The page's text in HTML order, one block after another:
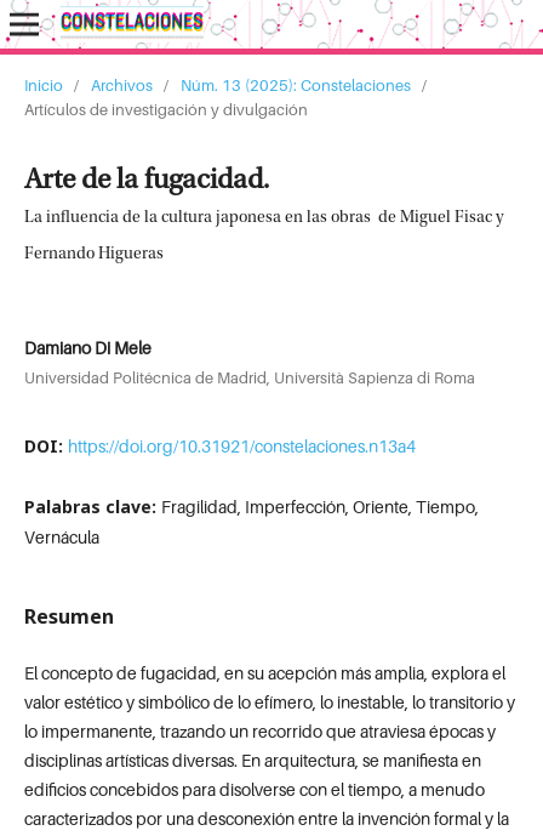
Inicio / Archivos / Núm. 13 (2025): Constelaciones /
Artículos de investigación y divulgación
Arte de la fugacidad.
La influencia de la cultura japonesa en las obras de Miguel Fisac y
Fernando Higueras
Damiano Di Mele
Universidad Politécnica de Madrid, Università Sapienza di Roma
DOI: https://doi.org/10.31921/constelaciones.n13a4
Palabras clave: Fragilidad, Imperfección, Oriente, Tiempo,
Vernácula
Resumen
El concepto de fugacidad, en su acepción más amplia, explora el
valor estético y simbólico de lo efímero, lo inestable, lo transitorio y
lo impermanente, trazando un recorrido que atraviesa épocas y
disciplinas artísticas diversas. En arquitectura, se manifiesta en
edificios concebidos para disolverse con el tiempo, a menudo
caracterizados por una desconexión entre la invención formal y la